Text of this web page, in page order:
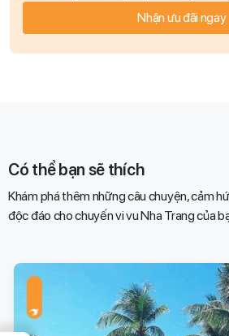
Nhận ưu đãi ngay
Có thể bạn sẽ thích
Khám phá thêm những câu chuyện, cảm
độc đáo cho chuyến vi vu Nha Trang của